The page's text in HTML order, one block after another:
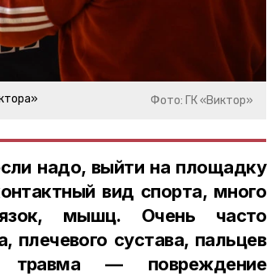
Фото: ГК «Виктор»
надо, выйти на площадку
вид спорта, много
мышц. Очень часто
плечевого сустава, пальцев
— повреждение